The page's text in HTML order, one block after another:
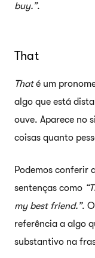
buy.”.
That
Thaté um
algo que está
ouve. Aparece no
coisas quanto
Podemos conferir
sentenças como
my best friend.”.
referência a algo
substantivo na